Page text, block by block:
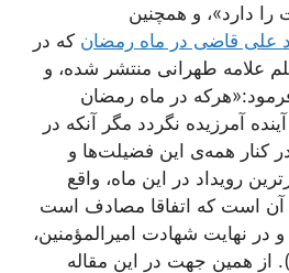
دارد»، و همچنین
علی قاضی در ماه رمضان که در
علامه طهرانی منتشر شده، و
در ماه رمضان
آمرزیده نگردد مگر آنکه در
همه‌ی این فضیلت‌ها و
رویداد در این ماه، واقع
آن است که اتفاقا مصادف است
نهایت شهادت امیرالمؤمنین،
از همین جهت در این مقاله